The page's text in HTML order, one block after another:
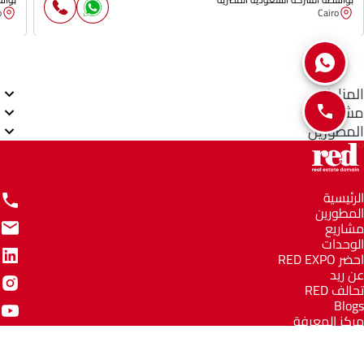
Cairo
المناطق
مشاريع
المطورين
الرئيسية
المطورين
مشاريع
الوحدات
احضر RED EXPO
عن ريد
تحالف RED
Blogs
مركز المعرفة